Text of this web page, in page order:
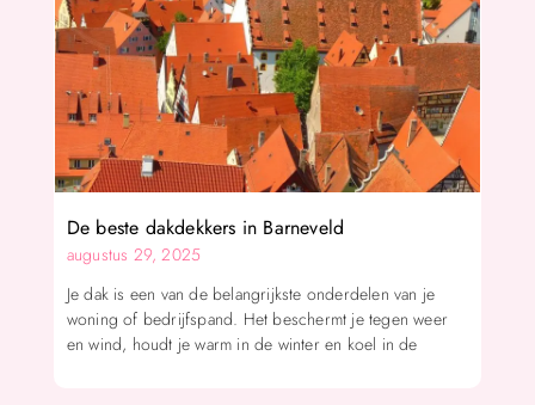
De beste dakdekkers in Barneveld
augustus 29, 2025
Je dak is een van de belangrijkste onderdelen van je
woning of bedrijfspand. Het beschermt je tegen weer
en wind, houdt je warm in de winter en koel in de